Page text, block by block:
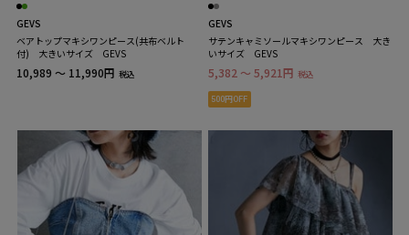
GEVS
ベアトップマキシワンピース(共布ベルト
付) 大きいサイズ GEVS
10,989 ～ 11,990円 税込
GEVS
サテンキャミソールマキシワンピース 大き
いサイズ GEVS
5,382 ～ 5,921円 税込
500円OFF